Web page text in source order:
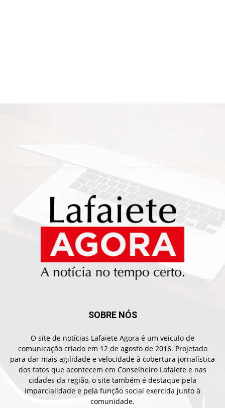
SOBRE NÓS
O site de notícias Lafaiete Agora é um veículo de
comunicação criado em 12 de agosto de 2016. Projetado
para dar mais agilidade e velocidade à cobertura jornalística
dos fatos que acontecem em Conselheiro Lafaiete e nas
cidades da região, o site também é destaque pela
imparcialidade e pela função social exercida junto à
comunidade.